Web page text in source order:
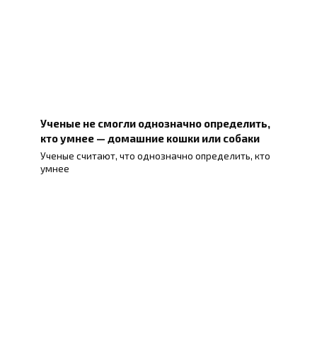
Ученые не смогли однозначно определить,
кто умнее — домашние кошки или собаки
Ученые считают, что однозначно определить, кто
умнее